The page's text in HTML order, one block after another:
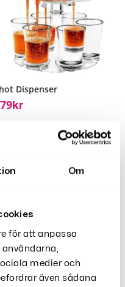
Om
för att anpassa
medier och
även sådana
Dispenser
Kr